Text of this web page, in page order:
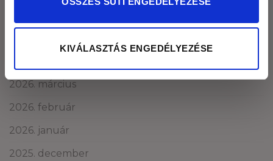
KIVÁLASZTÁS ENGEDÉLYEZÉSE
2026. március
2026. február
2026. január
2025. december